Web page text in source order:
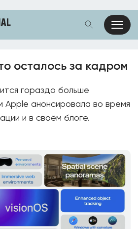
осталось за кадром
гораздо больше
Apple анонсировала во время
и в своём блоге.